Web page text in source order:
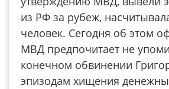
из РФ за рубеж,
человек. Сегодня об этом
МВД предпочитает не
конечном обвинении
эпизодам хищения